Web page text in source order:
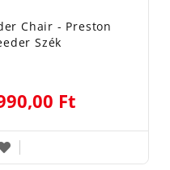
Chair - Preston
Szék
Ft